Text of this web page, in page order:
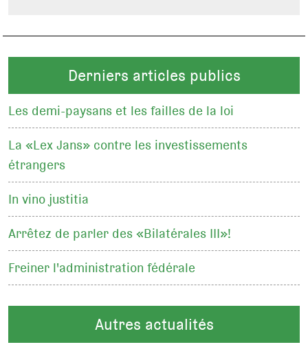
Derniers articles publics
Les demi-paysans et les failles de la loi
La «Lex Jans» contre les investissements
étrangers
In vino justitia
Arrêtez de parler des «Bilatérales III»!
Freiner l'administration fédérale
Autres actualités